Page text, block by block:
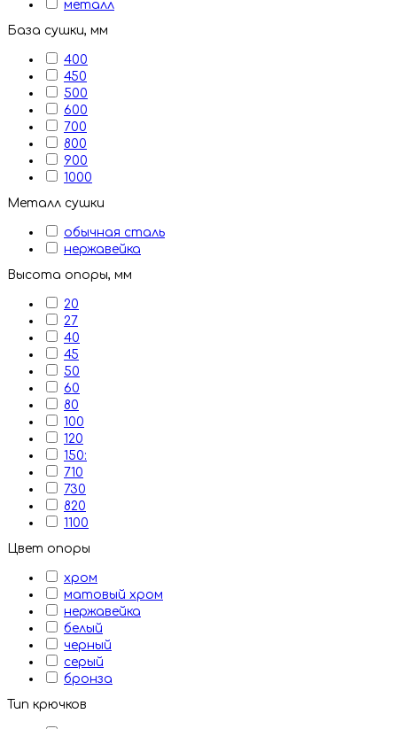
металл
База сушки, мм
400
450
500
600
700
800
900
1000
Металл сушки
обычная сталь
нержавейка
Высота опоры, мм
20
27
40
45
50
60
80
100
120
150:
710
730
820
1100
Цвет опоры
хром
матовый хром
нержавейка
белый
черный
серый
бронза
Тип крючков